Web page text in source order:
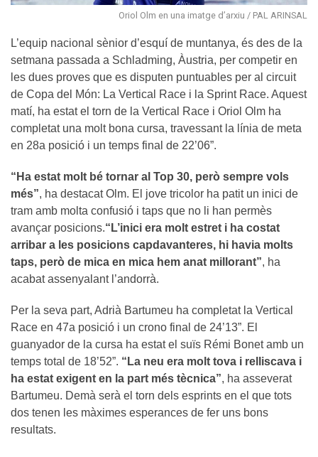
Oriol Olm en una imatge d’arxiu / PAL ARINSAL
L’equip nacional sènior d’esquí de muntanya, és des de la
setmana passada a Schladming, Àustria, per competir en
les dues proves que es disputen puntuables per al circuit
de Copa del Món: La Vertical Race i la Sprint Race. Aquest
matí, ha estat el torn de la Vertical Race i Oriol Olm ha
completat una molt bona cursa, travessant la línia de meta
en 28a posició i un temps final de 22’06”.
“Ha estat molt bé tornar al Top 30, però sempre vols
més”, ha destacat Olm. El jove tricolor ha patit un inici de
tram amb molta confusió i taps que no li han permès
avançar posicions.“L’inici era molt estret i ha costat
arribar a les posicions capdavanteres, hi havia molts
taps, però de mica en mica hem anat millorant”, ha
acabat assenyalant l’andorrà.
Per la seva part, Adrià Bartumeu ha completat la Vertical
Race en 47a posició i un crono final de 24’13”. El
guanyador de la cursa ha estat el suïs Rémi Bonet amb un
temps total de 18’52”. “La neu era molt tova i relliscava i
ha estat exigent en la part més tècnica”, ha asseverat
Bartumeu. Demà serà el torn dels esprints en el que tots
dos tenen les màximes esperances de fer uns bons
resultats.